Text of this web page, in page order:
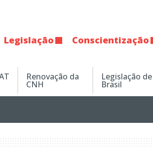
Legislação Conscientização
Renovação da
CNH
Legislação
Brasil